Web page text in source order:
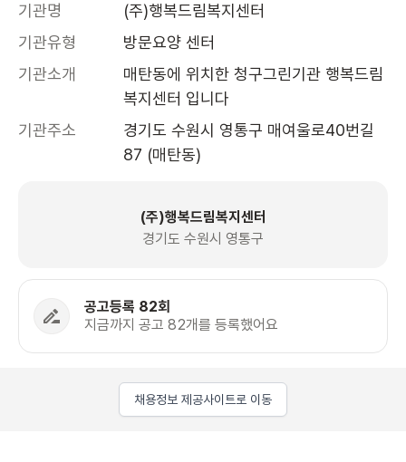
기관명
(주)행복드림복지센터
기관유형
방문요양 센터
기관소개
매탄동에 위치한 청구그린기관 행복드림
복지센터 입니다
기관주소
경기도 수원시 영통구 매여울로40번길
87 (매탄동)
(주)행복드림복지센터
경기도 수원시 영통구
공고등록 82회
지금까지 공고 82개를 등록했어요
채용정보 제공사이트로 이동